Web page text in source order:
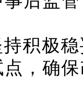
极稳妥
，确